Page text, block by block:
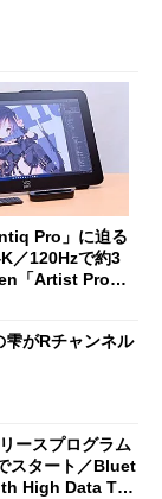
Pro」に迫る
／120Hzで約3
「Artist Pro 2
雫がRチャンネル
ースプログラム
スタート／Bluet
High Data Thr